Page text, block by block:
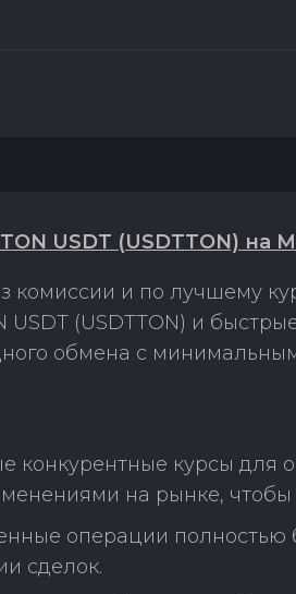
USDT (USDTTON) на
и по лучшему
(USDTTON) и
обмена с
курсы для
на рынке,
операции
сделок.